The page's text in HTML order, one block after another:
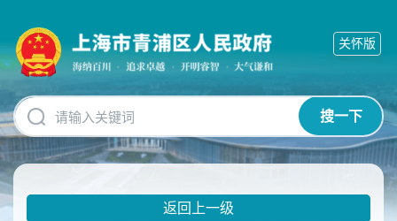
碍
操
明
跳
转
到
网
搜一下
关怀版
返回上一级